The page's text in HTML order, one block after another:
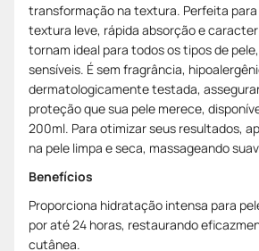
transformação na textura. Perfeita
textura leve, rápida absorção e
tornam ideal para todos os tipos de
sensíveis. É sem fragrância,
dermatologicamente testada,
proteção que sua pele merece,
200ml. Para otimizar seus resultados,
na pele limpa e seca, massageando
Benefícios
Proporciona hidratação intensa para
por até 24 horas, restaurando
cutânea.